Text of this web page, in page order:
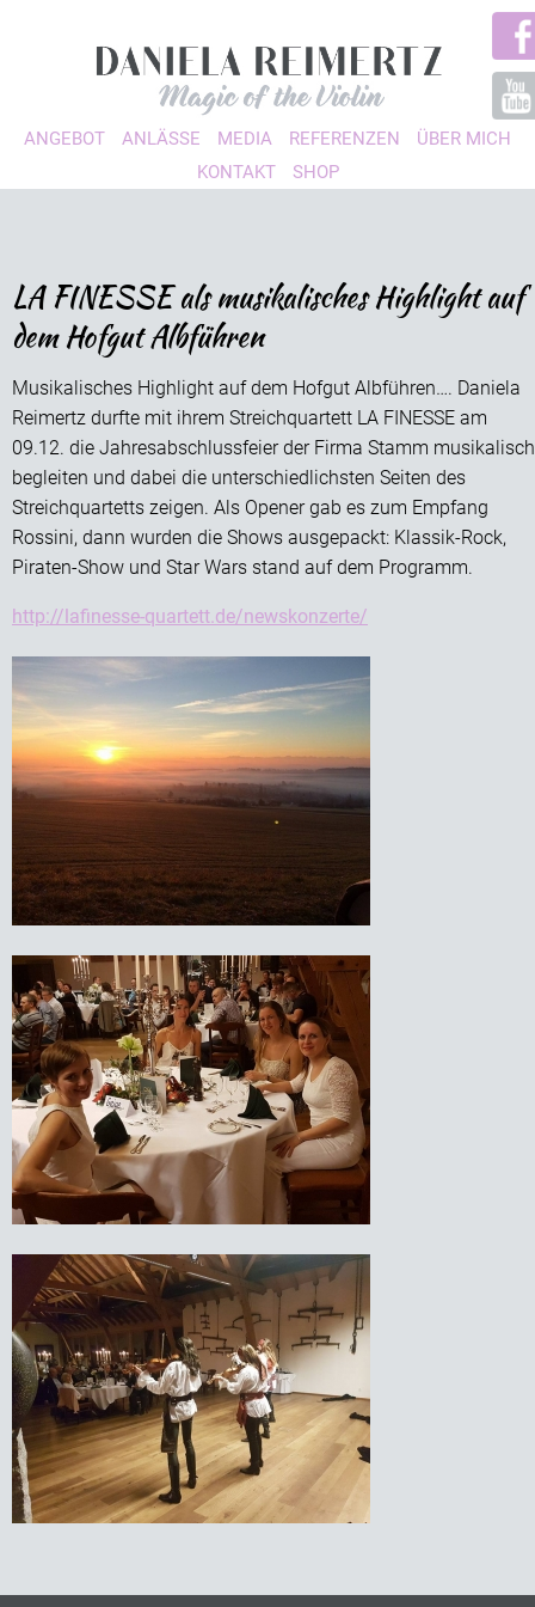
ANGEBOT ANLÄSSE MEDIA REFERENZEN
ÜBER MICH
KONTAKT
SHOP
LA FINESSE als musikalisches Highlight auf
dem Hofgut Albführen
Musikalisches Highlight auf dem Hofgut Albführen…. Daniela
Reimertz durfte mit ihrem Streichquartett LA FINESSE am
09.12. die Jahresabschlussfeier der Firma Stamm musikalisch
begleiten und dabei die unterschiedlichsten Seiten des
Streichquartetts zeigen. Als Opener gab es zum Empfang
Rossini, dann wurden die Shows ausgepackt: Klassik-Rock,
Piraten-Show und Star Wars stand auf dem Programm.
http://lafinesse-quartett.de/newskonzerte/